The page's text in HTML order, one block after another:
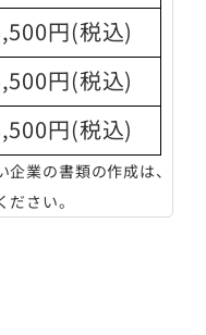
円(税込)
円(税込)
円(税込)
業の書類の作成は、
さい。